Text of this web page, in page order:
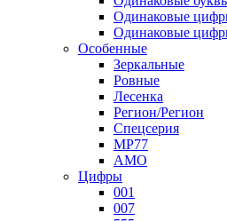
Одинаковые
Одинаковые
Особенные
Зеркальные
Ровные
Лесенка
Регион/Регион
Спецсерия
МР77
АМО
Цифры
001
007